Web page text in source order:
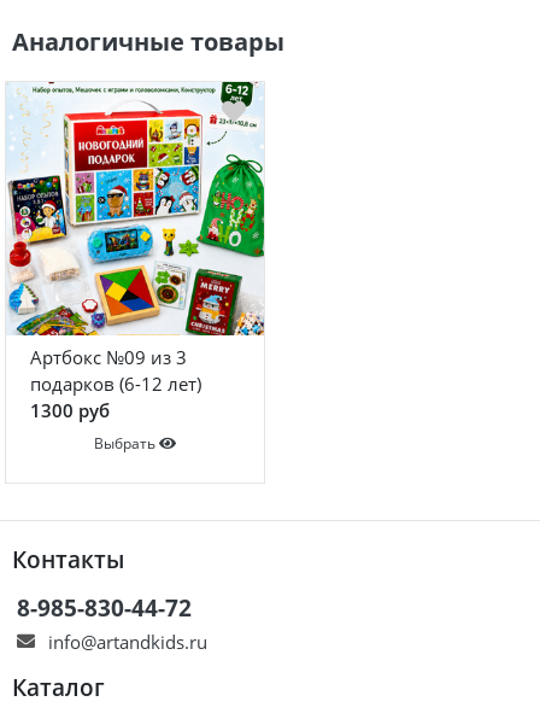
Аналогичные товары
Артбокс №09 из 3
подарков (6-12 лет)
1300 руб
Выбрать
Контакты
8-985-830-44-72
info@artandkids.ru
Каталог